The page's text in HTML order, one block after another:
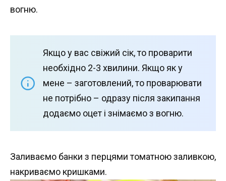
вогню.
Якщо у вас свіжий сік, то проварити
необхідно 2-3 хвилини. Якщо як у
мене – заготовлений, то проварювати
не потрібно – одразу після закипання
додаємо оцет і знімаємо з вогню.
Заливаємо банки з перцями томатною заливкою,
накриваємо кришками.